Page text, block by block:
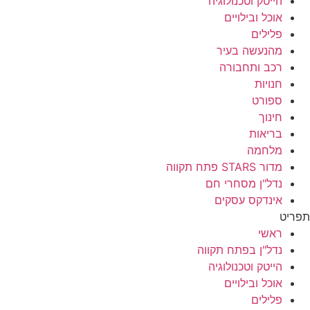
אוכל ובילויים
פלילים
מהנעשה בעיר
רכב ותחבורה
חנויות
ספורט
חינוך
בריאות
מלחמה
מדור STARS פתח תקווה
נדל"ן מסחרי חם
אינדקס עסקים
תפריט
ראשי
נדל"ן בפתח תקווה
הייטק וטכנולוגיה
אוכל ובילויים
פלילים